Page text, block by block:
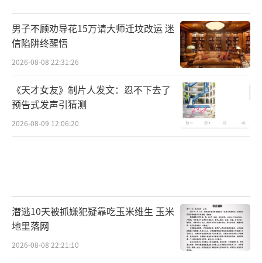
男子不顾劝导花15万请大师迁坟改运 迷
信陷阱终醒悟
2026-08-08 22:31:26
《天才女友》制片人发文：忍不下去了
预告式发声引猜测
2026-08-09 12:06:20
潜逃10天被抓嫌犯疑靠吃玉米维生 玉米
地里落网
2026-08-08 22:21:10